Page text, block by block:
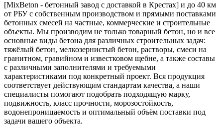
[MixBeton - бетонный завод с доставкой в Крестах] и до 40 км
от РБУ с собственным производством и прямыми поставками
бетонных смесей на частные, коммерческие и строительные
объекты. Мы производим не только товарный бетон, но и все
основные виды бетона для различных строительных задач:
тяжёлый бетон, мелкозернистый бетон, растворы, смеси на
гранитном, гравийном и известковом щебне, а также составы
с различными заполнителями и требуемыми
характеристиками под конкретный проект. Вся продукция
соответствует действующим стандартам качества, а наши
специалисты помогают подобрать подходящую марку,
подвижность, класс прочности, морозостойкость,
водонепроницаемость и оптимальный объём поставки под
задачи вашего объекта.